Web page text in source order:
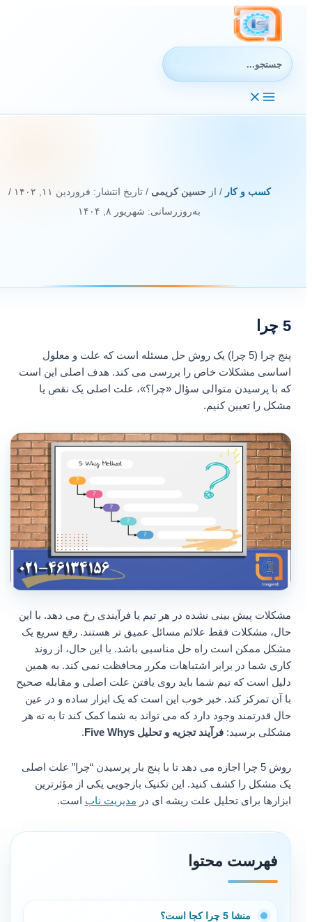
جستجوی:
کسب و کار/ از حسین کریمی / تاریخ انتشار: فروردین ۱۱, ۱۴۰۲
/
به‌روزرسانی: شهریور ۸, ۱۴۰۴
5 چرا
پنج چرا (5 چرا) یک روش حل مسئله است که علت و معلول
اساسی مشکلات خاص را بررسی می کند. هدف اصلی این است
که با پرسیدن متوالی سؤال «چرا؟»، علت اصلی یک نقص یا
مشکل را تعیین کنیم.
مشکلات پیش بینی نشده در هر تیم یا فرآیندی رخ می دهد. با این
حال، مشکلات فقط علائم مسائل عمیق تر هستند. رفع سریع یک
مشکل ممکن است راه حل مناسبی باشد. با این حال، از روند
کاری شما در برابر اشتباهات مکرر محافظت نمی کند. به همین
دلیل است که تیم شما باید روی یافتن علت اصلی و مقابله صحیح
با آن تمرکز کند. خبر خوب این است که یک ابزار ساده و در عین
حال قدرتمند وجود دارد که می تواند به شما کمک کند تا به ته هر
مشکلی برسید:فرآیند تجزیه و تحلیل Five Whys .
روش 5 چرا اجازه می دهد تا با پنج بار پرسیدن “چرا” علت اصلی
یک مشکل را کشف کنید. این تکنیک بازجویی یکی از مؤثرترین
ابزارها برای تحلیل علت ریشه ای در مدیریت ناباست.
فهرست محتوا
منشا 5 چرا کجا است؟